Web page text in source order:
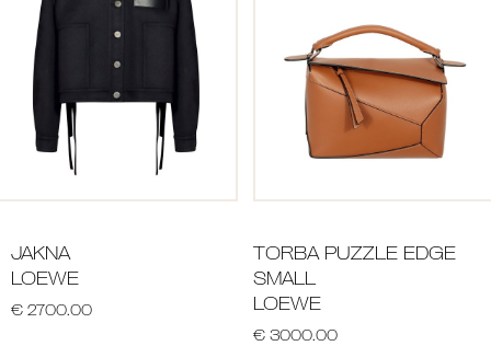
JAKNA
LOEWE
€ 2700.00
TORBA PUZZLE EDGE
SMALL
LOEWE
€ 3000.00